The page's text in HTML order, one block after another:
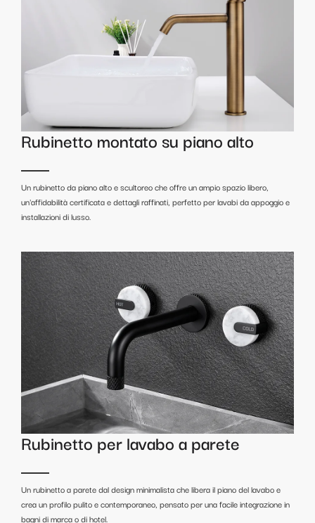
Rubinetto montato su piano alto
Un rubinetto da piano alto e scultoreo che offre un ampio spazio libero,
un'affidabilità certificata e dettagli raffinati, perfetto per lavabi da appoggio e
installazioni di lusso.
Rubinetto per lavabo a parete
Un rubinetto a parete dal design minimalista che libera il piano del lavabo e
crea un profilo pulito e contemporaneo, pensato per una facile integrazione in
bagni di marca o di hotel.